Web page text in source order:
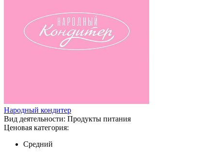
Народный кондитер
Вид деятельности: Продукты питания
Ценовая категория:
Средний